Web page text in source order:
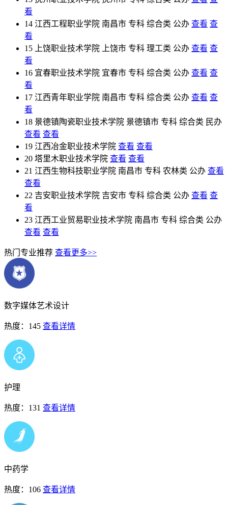
看
14 江西工程职业学院 南昌市 专科 综合类 公办 查看 查
看
15
上饶职业技术学院 上饶市 专科 理工类 公办 查看 查
看
16 宜春职业技术学院 宜春市 专科 综合类 公办 查看 查
看
17 江西青年职业学院 南昌市 专科 综合类 公办 查看 查
看
18 景德镇陶瓷职业技术学院 景德镇市 专科 综合类 民办
查看 查看
19 江西冶金职业技术学院 查看 查看
20 塔里木职业技术学院 查看 查看
21 江西生物科技职业学院 南昌市 专科 农林类 公办 查看
查看
22 吉安职业技术学院 吉安市 专科 综合类 公办 查看 查
看
23 江西工业贸易职业技术学院 南昌市 专科 综合类 公办
查看 查看
热门专业推荐 查看更多>>
数字媒体艺术设计
热度：145 查看详情
护理
热度：131 查看详情
中药学
热度：106 查看详情